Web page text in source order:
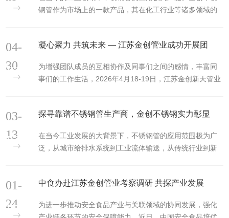
钢管作为市场上的一款产品，其在化工行业等诸多领域的
凝心聚力 共筑未来 — 江苏金创管业成功开展团
为增强团队成员的互相协作及同事们之间的感情，丰富同
事们的工作生活，2026年4月18-19日，江苏金创新天管业
04-
30
探寻靠谱不锈钢管生产商，金创不锈钢实力彰显
在当今工业发展的大背景下，不锈钢管的应用范围极为广
泛，从城市给排水系统到工业流体输送，从传统行业到新
03-
13
中食办赴江苏金创管业考察调研 共探产业发展
为进一步推动安全食品产业与关联领域的协同发展，强化
01-
24